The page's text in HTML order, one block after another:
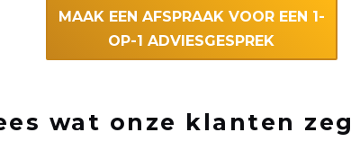
MAAK EEN AFSPRAAK VOOR EEN 1-
OP-1 ADVIESGESPREK
wat onze klanten